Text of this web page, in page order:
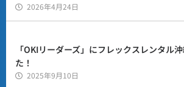
2026年4月24日
「OKIリーダーズ」にフレックスレンタル
た！
2025年9月10日